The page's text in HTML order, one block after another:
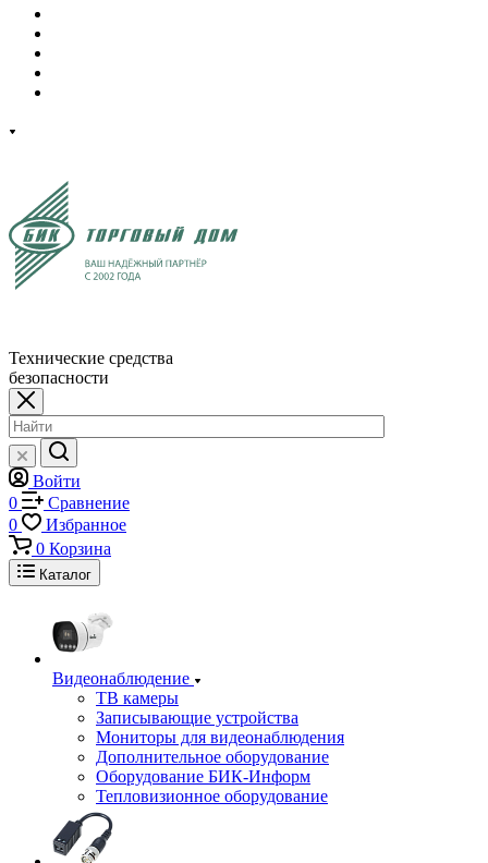
Технические средства
безопасности
Войти
0
Сравнение
0
Избранное
0 Корзина
Каталог
Видеонаблюдение
ТВ камеры
Записывающие устройства
Мониторы для видеонаблюдения
Дополнительное оборудование
Оборудование БИК-Информ
Тепловизионное оборудование